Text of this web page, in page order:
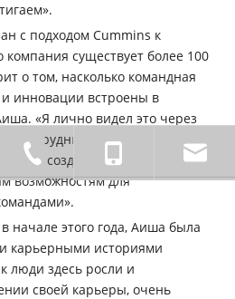
с подходом Cummins к
компания существует более 100
о том, насколько командная
и инновации встроены в
«Я лично видел это через
сотрудников. Чем больше я
я создаю – и часто эти связи
возможностям для
начале этого года, Аиша была
карьерными историями
люди здесь росли и
своей карьеры, очень
0086-710-2828838.
0086 -